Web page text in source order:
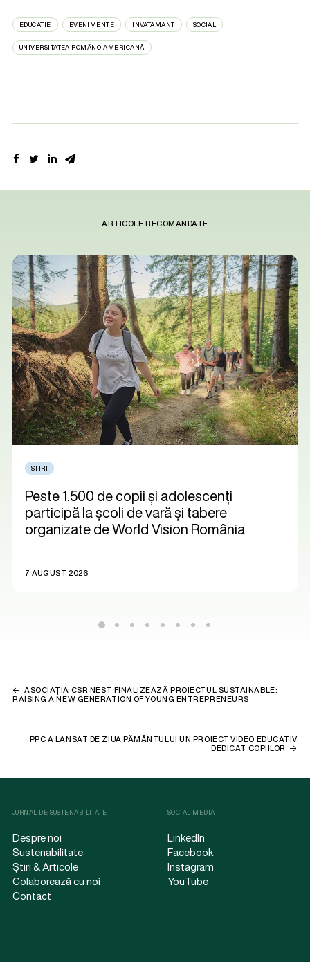
EDUCATIE EVENIMENTE INVATAMANT SOCIAL
UNIVERSITATEA ROMÂNO-AMERICANĂ
ARTICOLE RECOMANDATE
ȘTIRI
Peste 1.500 de copii și adolescenți
participă la școli de vară și tabere
organizate de World Vision România
7 AUGUST 2026
ASOCIAȚIA CSR NEST FINALIZEAZĂ PROIECTUL SUSTAINABLE:
RAISING A NEW GENERATION OF YOUNG ENTREPRENEURS
PPC A LANSAT DE ZIUA PĂMÂNTULUI UN PROIECT VIDEO EDUCATIV
DEDICAT COPIILOR
JURNAL DE SUSTENABILITATE
Despre noi
Sustenabilitate
Știri & Articole
Colaborează cu noi
Contact
SOCIAL MEDIA
LinkedIn
Facebook
Instagram
YouTube